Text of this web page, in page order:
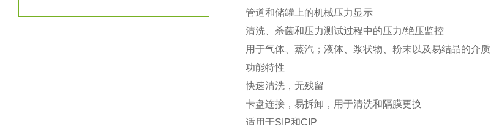
管道和储罐上的机械压力显示
清洗、杀菌和压力测试过程中的压力/绝压监控
用于气体、蒸汽；液体、浆状物、粉末以及易结晶的介质
功能特性
快速清洗，无残留
卡盘连接，易拆卸，用于清洗和隔膜更换
适用于SIP和CIP